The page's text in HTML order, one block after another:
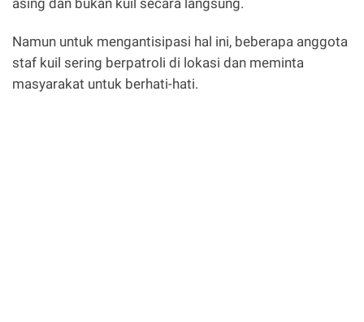
asing dan bukan kuil secara langsung.
Namun untuk mengantisipasi hal ini, beberapa anggota
staf kuil sering berpatroli di lokasi dan meminta
masyarakat untuk berhati-hati.